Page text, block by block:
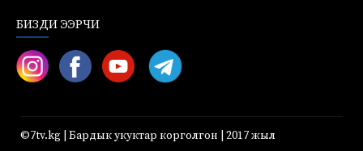
БИЗДИ ЭЭРЧИ
©7tv.kg | Бардык укуктар корголгон | 2017 жыл